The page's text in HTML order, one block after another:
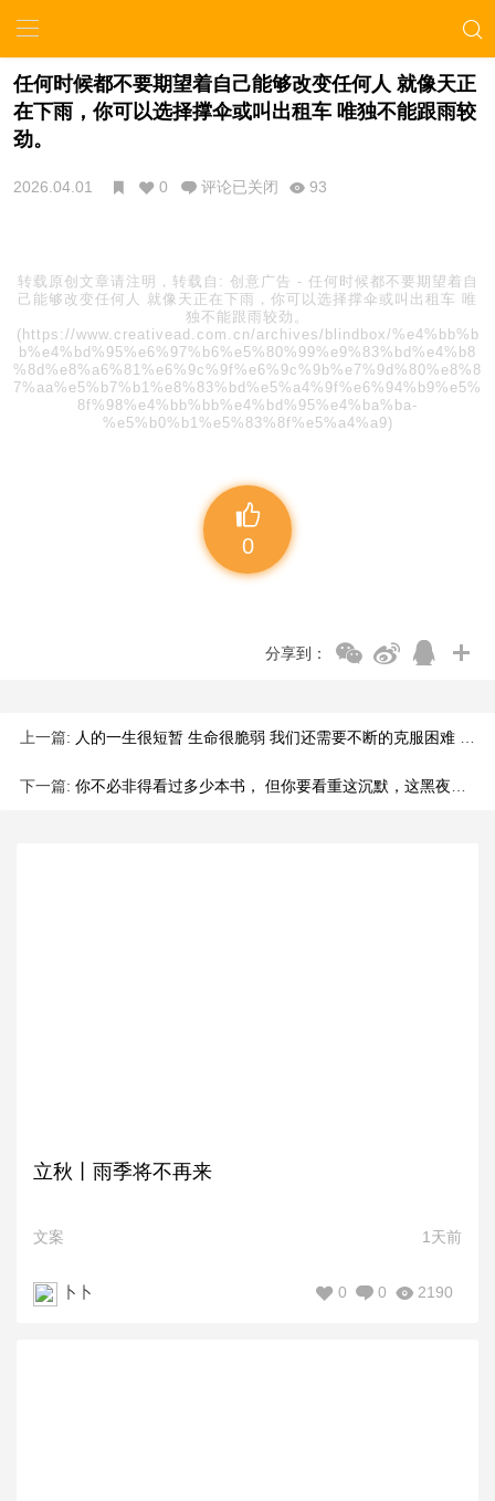
任何时候都不要期望着自己能够改变任何人 就像天正
在下雨，你可以选择撑伞或叫出租车 唯独不能跟雨较
劲。
2026.04.01 0 评论已关闭 93
转载原创文章请注明，转载自: 创意广告 - 任何时候都不要期望着自
己能够改变任何人 就像天正在下雨，你可以选择撑伞或叫出租车 唯
独不能跟雨较劲。
(https://www.creativead.com.cn/archives/blindbox/%e4%bb%b
b%e4%bd%95%e6%97%b6%e5%80%99%e9%83%bd%e4%b8
%8d%e8%a6%81%e6%9c%9f%e6%9c%9b%e7%9d%80%e8%8
7%aa%e5%b7%b1%e8%83%bd%e5%a4%9f%e6%94%b9%e5%
8f%98%e4%bb%bb%e4%bd%95%e4%ba%ba-
%e5%b0%b1%e5%83%8f%e5%a4%a9)
0
分享到：
上一篇: 人的一生很短暂 生命很脆弱 我们还需要不断的克服困难 完善自己 绝不能放弃努力寻找生命的意义
下一篇: 你不必非得看过多少本书， 但你要看重这沉默，这黑夜， 它教会你思想而不单是看书。
立秋丨雨季将不再来
文案 1天前
卜卜 2190
0
0